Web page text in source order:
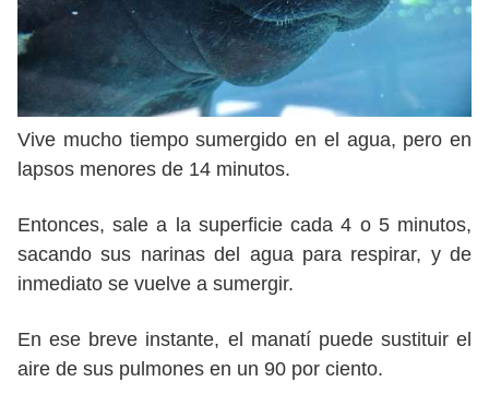
Vive mucho tiempo sumergido en el agua, pero en
lapsos menores de 14 minutos.
Entonces, sale a la superficie cada 4 o 5 minutos,
sacando sus narinas del agua para respirar, y de
inmediato se vuelve a sumergir.
En ese breve instante, el manatí puede sustituir el
aire de sus pulmones en un 90 por ciento.